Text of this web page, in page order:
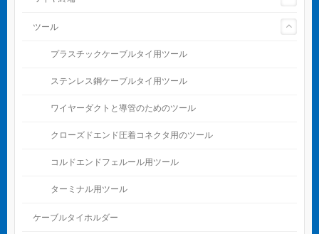
ツール
プラスチックケーブルタイ用ツール
ステンレス鋼ケーブルタイ用ツール
ワイヤーダクトと導管のためのツール
クローズドエンド圧着コネクタ用のツール
コルドエンドフェルール用ツール
ターミナル用ツール
ケーブルタイホルダー